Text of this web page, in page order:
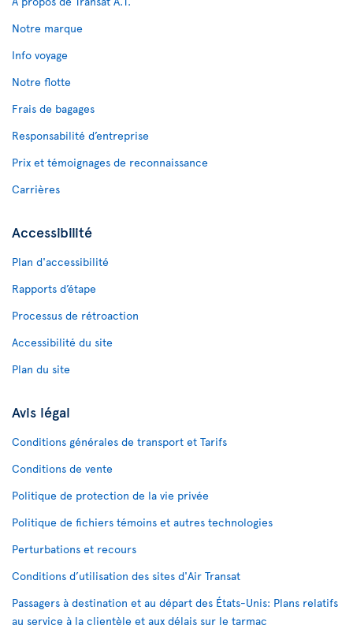
Notre marque
Info voyage
Notre flotte
Frais de bagages
Responsabilité d’entreprise
Prix et témoignages de reconnaissance
Carrières
Accessibilité
Plan d'accessibilité
Rapports d’étape
Processus de rétroaction
Accessibilité du site
Plan du site
Avis légal
Conditions générales de transport et Tarifs
Conditions de vente
Politique de protection de la vie privée
Politique de fichiers témoins et autres technologies
Perturbations et recours
Conditions d’utilisation des sites d'Air Transat
Passagers à destination et au départ des États-Unis: Plans relatifs
au service à la clientèle et aux délais sur le tarmac